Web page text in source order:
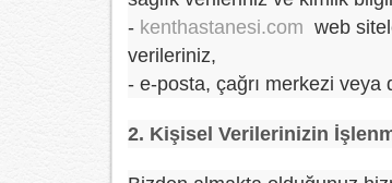
- kenthastanesi.com web
verileriniz,
- e-posta, çağrı merkezi veya
2. Kişisel Verilerinizin